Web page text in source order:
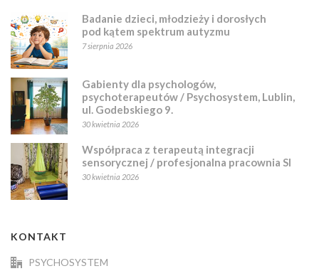
Badanie dzieci, młodzieży i dorosłych
pod kątem spektrum autyzmu
7 sierpnia 2026
Gabienty dla psychologów,
psychoterapeutów / Psychosystem, Lublin,
ul. Godebskiego 9.
30 kwietnia 2026
Współpraca z terapeutą integracji
sensorycznej / profesjonalna pracownia SI
30 kwietnia 2026
KONTAKT
PSYCHOSYSTEM